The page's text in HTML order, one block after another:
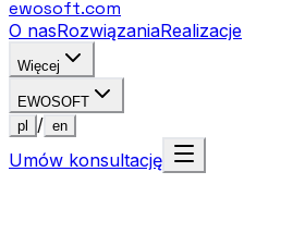
ewosoft.com
O nasRozwiązaniaRealizacje
Więcej
EWOSOFT
pl
/ en
Umów konsultację